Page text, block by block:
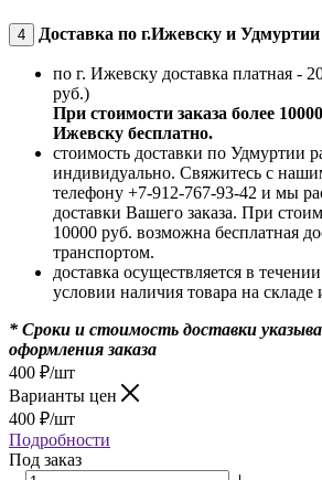
4 Доставка по г.Ижевску и Удмуртии
по г. Ижевску доставка платная -
руб.)
При стоимости заказа более
Ижевску бесплатно.
стоимость доставки по Удмуртии
индивидуально. Свяжитесь с
телефону +7-912-767-93-42 и мы
доставки Вашего заказа. При
10000 руб. возможна бесплатная
транспортом.
доставка осуществляется в
условии наличия товара на складе
* Сроки и стоимость доставки
оформления заказа
400 ₽/шт
Варианты цен
400 ₽/шт
Подробности
Под заказ